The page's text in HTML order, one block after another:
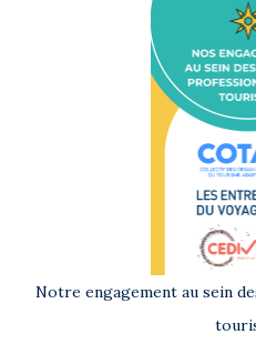
Notre engagement au sein